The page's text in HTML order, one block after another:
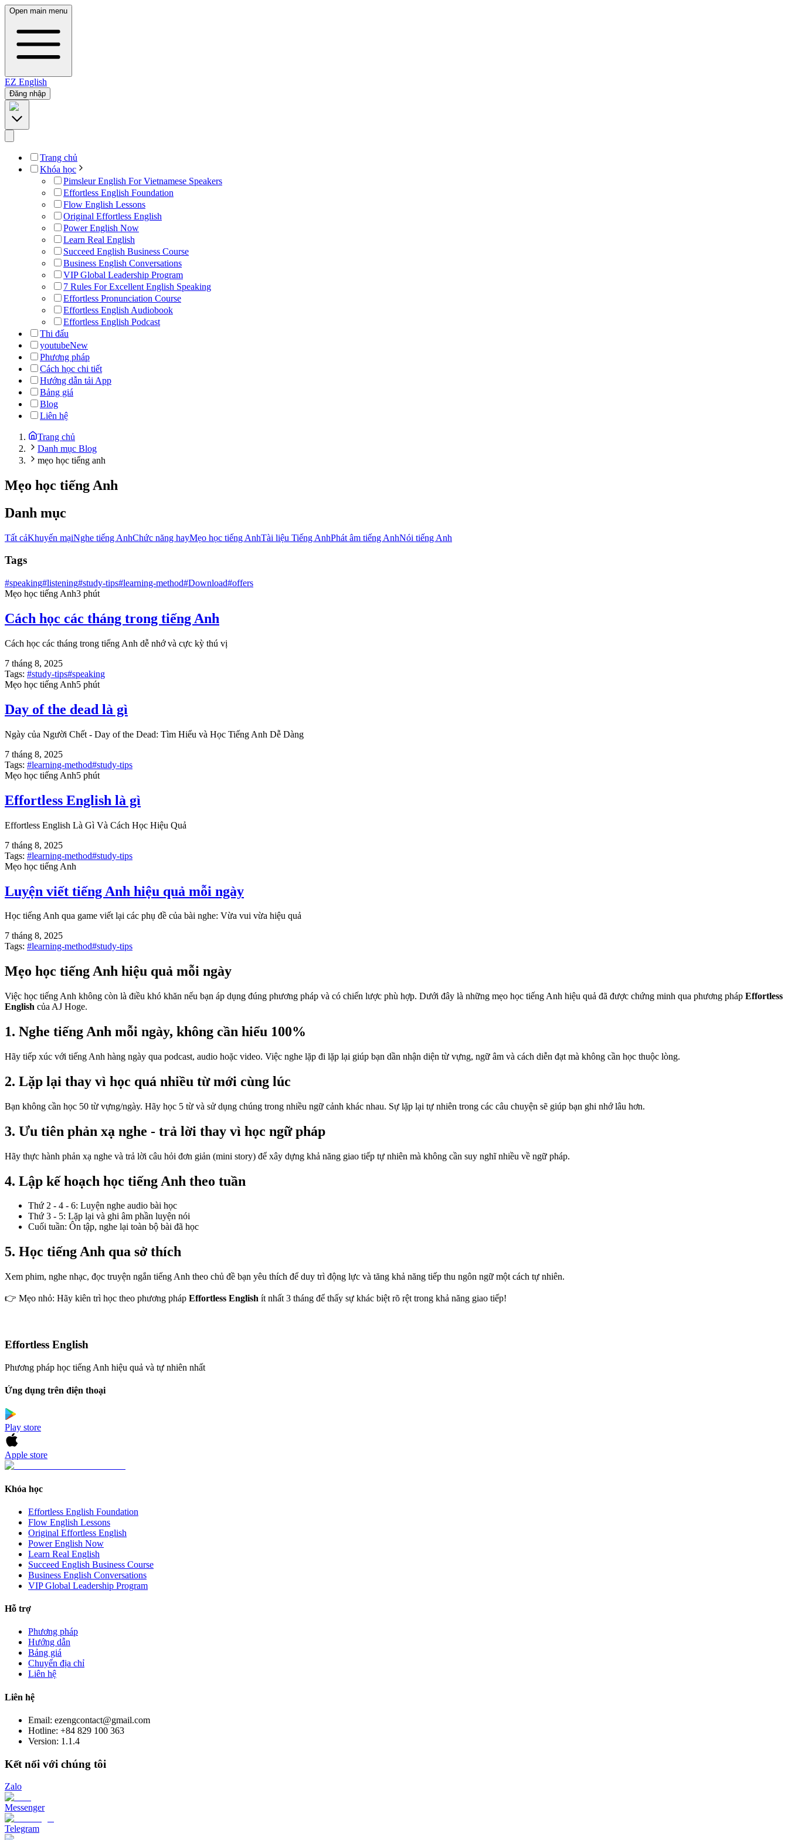
Open main menu
EZ English
Đăng nhập
Trang chủ
Khóa học
Pimsleur English For Vietnamese Speakers
Effortless English Foundation
Flow English Lessons
Original Effortless English
Power English Now
Learn Real English
Succeed English Business Course
Business English Conversations
VIP Global Leadership Program
7 Rules For Excellent English Speaking
Effortless Pronunciation Course
Effortless English Audiobook
Effortless English Podcast
Thi đấu
youtubeNew
Phương pháp
Cách học chi tiết
Hướng dẫn tải App
Bảng giá
Blog
Liên hệ
Trang chủ
Danh mục Blog
mẹo học tiếng anh
Mẹo học tiếng Anh
Danh mục
Tất cảKhuyến mạiNghe tiếng AnhChức năng hayMẹo học tiếng AnhTài liệu Tiếng AnhPhát âm tiếng AnhNói tiếng Anh
Tags
#speaking#listening#study-tips#learning-method#Download#offers
Mẹo học tiếng Anh3 phút
Cách học các tháng trong tiếng Anh
Cách học các tháng trong tiếng Anh dễ nhớ và cực kỳ thú vị
7 tháng 8, 2025
Tags: #study-tips#speaking
Mẹo học tiếng Anh5 phút
Day of the dead là gì
Ngày của Người Chết - Day of the Dead: Tìm Hiểu và Học Tiếng Anh Dễ Dàng
7 tháng 8, 2025
Tags: #learning-method#study-tips
Mẹo học tiếng Anh5 phút
Effortless English là gì
Effortless English Là Gì Và Cách Học Hiệu Quả
7 tháng 8, 2025
Tags: #learning-method#study-tips
Mẹo học tiếng Anh
Luyện viết tiếng Anh hiệu quả mỗi ngày
Học tiếng Anh qua game viết lại các phụ đề của bài nghe: Vừa vui vừa hiệu quả
7 tháng 8, 2025
Tags: #learning-method#study-tips
Mẹo học tiếng Anh hiệu quả mỗi ngày
Việc học tiếng Anh không còn là điều khó khăn nếu bạn áp dụng đúng phương pháp và có chiến lược phù hợp. Dưới đây là những mẹo học tiếng Anh hiệu quả đã được chứng minh qua phương pháp Effortless
English của AJ Hoge.
1. Nghe tiếng Anh mỗi ngày, không cần hiểu 100%
Hãy tiếp xúc với tiếng Anh hàng ngày qua podcast, audio hoặc video. Việc nghe lặp đi lặp lại giúp bạn dần nhận diện từ vựng, ngữ âm và cách diễn đạt mà không cần học thuộc lòng.
2. Lặp lại thay vì học quá nhiều từ mới cùng lúc
Bạn không cần học 50 từ vựng/ngày. Hãy học 5 từ và sử dụng chúng trong nhiều ngữ cảnh khác nhau. Sự lặp lại tự nhiên trong các câu chuyện sẽ giúp bạn ghi nhớ lâu hơn.
3. Ưu tiên phản xạ nghe - trả lời thay vì học ngữ pháp
Hãy thực hành phản xạ nghe và trả lời câu hỏi đơn giản (mini story) để xây dựng khả năng giao tiếp tự nhiên mà không cần suy nghĩ nhiều về ngữ pháp.
4. Lập kế hoạch học tiếng Anh theo tuần
Thứ 2 - 4 - 6: Luyện nghe audio bài học
Thứ 3 - 5: Lặp lại và ghi âm phần luyện nói
Cuối tuần: Ôn tập, nghe lại toàn bộ bài đã học
5. Học tiếng Anh qua sở thích
Xem phim, nghe nhạc, đọc truyện ngắn tiếng Anh theo chủ đề bạn yêu thích để duy trì động lực và tăng khả năng tiếp thu ngôn ngữ một cách tự nhiên.
👉 Mẹo nhỏ: Hãy kiên trì học theo phương pháp Effortless English ít nhất 3 tháng để thấy sự khác biệt rõ rệt trong khả năng giao tiếp!
Effortless English
Phương pháp học tiếng Anh hiệu quả và tự nhiên nhất
Ứng dụng trên điện thoại
Play store
Apple store
Khóa học
Effortless English Foundation
Flow English Lessons
Original Effortless English
Power English Now
Learn Real English
Succeed English Business Course
Business English Conversations
VIP Global Leadership Program
Hỗ trợ
Phương pháp
Hướng dẫn
Bảng giá
Chuyển địa chỉ
Liên hệ
Liên hệ
Email: ezengcontact@gmail.com
Hotline: +84 829 100 363
Version: 1.1.4
Kết nối với chúng tôi
Zalo
Messenger
Telegram